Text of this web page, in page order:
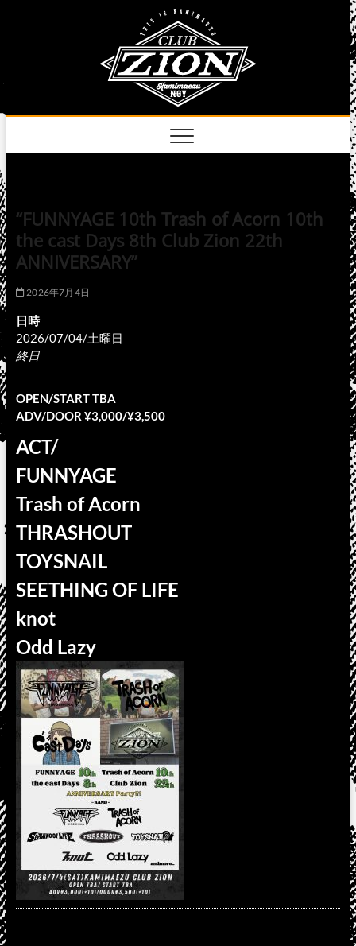
“FUNNYAGE 10th Trash of Acorn 10th
the cast Days 8th Club Zion 22th
ANNIVERSARY”
2026年7月4日
日時
2026/07/04/土曜日
終日
OPEN/START TBA
ADV/DOOR ¥3,000/¥3,500
ACT/
FUNNYAGE
Trash of Acorn
THRASHOUT
TOYSNAIL
SEETHING OF LIFE
knot
Odd Lazy